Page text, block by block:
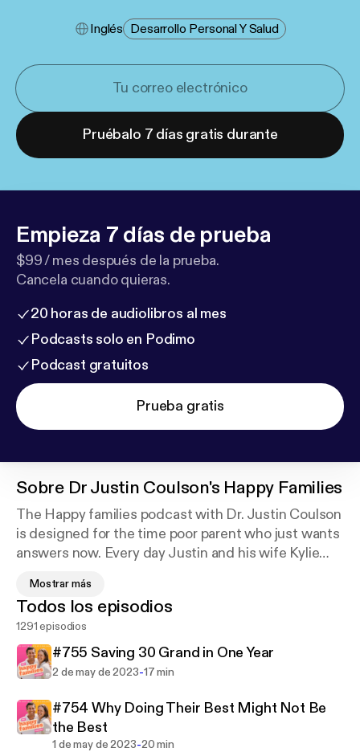
Inglés Desarrollo Personal Y Salud
Pruébalo 7 días gratis durante
Empieza 7 días de prueba
$99 / mes después de la prueba.
Cancela cuando quieras.
20 horas de audiolibros al mes
Podcasts solo en Podimo
Podcast gratuitos
Prueba gratis
Sobre Dr Justin Coulson's Happy Families
The Happy families podcast with Dr. Justin Coulson
is designed for the time poor parent who just wants
answers now. Every day Justin and his wife Kylie
approach to parenting that Mums and Dads all over
the world are connecting with. Justin and Kylie have
6 daughters and they regularly share their
experiences of managing a busy household filled
with lots of challenges and plenty of happiness. For
understand and appreciate the challenges of a time
poor parent, listen to Justin and Kylie and help make
your family happier.
Mostrar más
Todos los episodios
1291 episodios
#755 Saving 30 Grand in One Year
2 de may de 2023-17 min
#754 Why Doing Their Best Might Not Be
the Best
1 de may de 2023-20 min